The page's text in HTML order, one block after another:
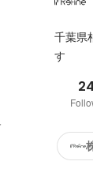
千葉県
す